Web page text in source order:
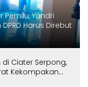
Pemilu, Yandri
Harus Direbut
Ciater Serpong,
Kekompakan